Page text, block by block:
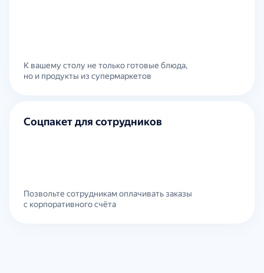
К вашему столу не только готовые блюда,
но и продукты из супермаркетов
Соцпакет для сотрудников
Позвольте сотрудникам оплачивать заказы
с корпоративного счёта